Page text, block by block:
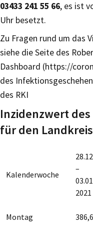
03433 241 55 66, es ist
Uhr besetzt.
Zu Fragen rund um das
siehe die Seite des
Dashboard (https://
des
des RKI
Inzidenzwert
für den
Kalenderwoche
–
2021
Montag 386,6